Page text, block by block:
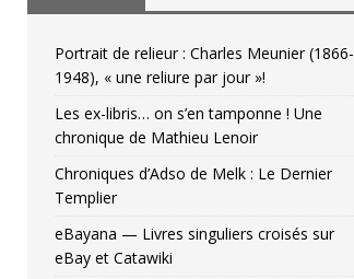
Portrait de relieur : Charles Meunier (1866-
1948), « une reliure par jour »!
Les ex-libris… on s’en tamponne ! Une
chronique de Mathieu Lenoir
Chroniques d’Adso de Melk : Le Dernier
Templier
eBayana — Livres singuliers croisés sur
eBay et Catawiki